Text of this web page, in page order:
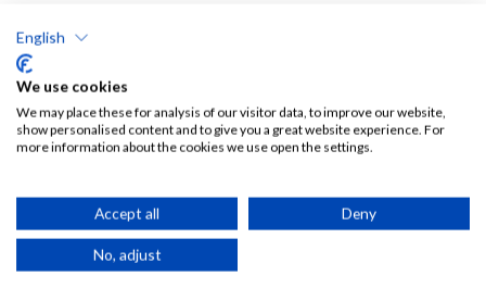
trwałych relacji z gośćmi, które w dobie wysokiej inflacji
staje się dla nich atrakcyjnym sposobem na codzienne
oszczędzanie. Cyfrowy program pozwala menedżerom na
precyzyjne tworzenie segmentów użytkowników oraz
wysyłanie spersonalizowanych kampanii marketingowych,
dedykowanymi zniżkami. Z perspektywy biznesowej
aplikacja dostarcza unikalnych, wartościowych danych o
realnych preferencjach zakupowych konsumentów, co
ułatwia precyzyjne planowanie strategii sprzedażowej. Jest
English
We use cookies
We may place these for analysis of our visitor data, to improve our website,
show personalised content and to give you a great website experience. For
more information about the cookies we use open the settings.
Accept all Deny
No, adjust